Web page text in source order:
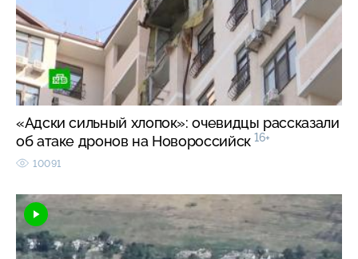
«Адски сильный хлопок»: очевидцы рассказали
об атаке дронов на Новороссийск 16+
10091